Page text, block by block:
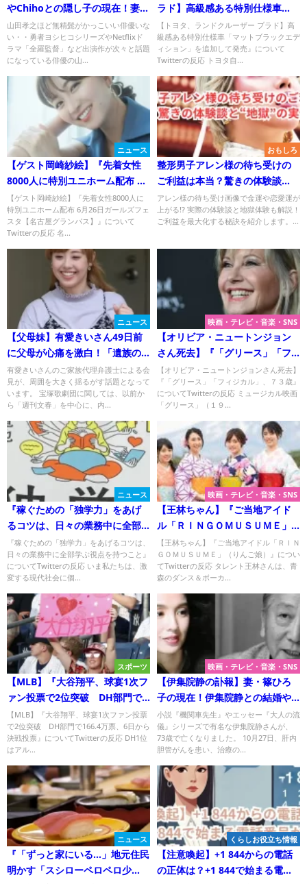
やChihoとの隠し子の現在！妻の
死亡の噂は？
山田孝之ほど無精髭がかっこいい俳優いな
い・・勇者ヨシヒコシリーズやNetflixド
ラマ「全羅監督」など出演作が次々と話題
になっている俳優の山...
ラド】高級感ある特別仕様車
「マットブラックエディショ
ン」を追加して発売』について
Twitterの反応
【トヨタ、ランドクルーザー プラド】高
級感ある特別仕様車「マットブラックエデ
ィション」を追加して発売』について
Twitterの反応 トヨタ自...
ニュース
【ゲスト岡崎紗絵】『先着女性
8000人に特別ユニホーム配布 6
月26日ガールズフェスタ【名古
屋グランパス】』について
【ゲスト岡崎紗絵】『先着女性8000人に
特別ユニホーム配布 6月26日ガールズフェ
スタ【名古屋グランパス】』について
Twitterの反応 名...
おもしろ
整形男子アレン様の待ち受けの
ご利益は本当？驚きの体験談
と“地獄”の実例！
アレン様の待ち受け画像で金運や恋愛運が
上がる!? 実際の体験談と地獄体験も解説！
ご利益を最大化する秘訣を紹介します。...
ニュース
【父母妹】有愛きいさん49日前
に父母が心痛を激白！「遺族の
訴え」全文
有愛きいさんのご家族代理弁護士による会
見が、周囲を大きく揺るがす話題となって
います。 宝塚歌劇団に関しては、以前か
ら「週刊文春」を中心に、内...
映画・テレビ・音楽・SNS
【オリビア・ニュートンジョン
さん死去】『「グリース」「フ
ィジカル」、７３歳』について
Twitterの反応
【オリビア・ニュートンジョンさん死去】
『「グリース」「フィジカル」、７３歳』
についてTwitterの反応 ミュージカル映画
「グリース」（１９...
ニュース
『稼ぐための「独学力」をあげ
るコツは、日々の業務中に全部
学ぶ視点を持つこと』について
Twitterの反応
『稼ぐための「独学力」をあげるコツは、
日々の業務中に全部学ぶ視点を持つこと』
についてTwitterの反応 いま私たちは、激
変する現代社会に個...
映画・テレビ・音楽・SNS
【王林ちゃん】『ご当地アイド
ル「ＲＩＮＧＯＭＵＳＵＭＥ」
（りんご娘）』について
【王林ちゃん】『ご当地アイドル「ＲＩＮ
ＧＯＭＵＳＵＭＥ」（りんご娘）』につい
てTwitterの反応 タレント王林さんは、青
森のダンス＆ボーカ...
スポーツ
【MLB】『大谷翔平、球宴1次フ
ァン投票で2位突破 DH部門で
166.4万票、6日から決戦投票』
についてTwitterの反応
【MLB】『大谷翔平、球宴1次ファン投票
で2位突破 DH部門で166.4万票、6日から
決戦投票』についてTwitterの反応 DH1位
はアル...
映画・テレビ・音楽・SNS
【伊集院静の訃報】妻・篠ひろ
子の現在！伊集院静との結婚や
子供！
小説『機関車先生』やエッセー『大人の流
儀』シリーズで有名な伊集院静さんが、
73歳で亡くなりました。 10月27日、肝内
胆管がんを患い、治療の...
ニュース
『「ずっと家にいる…」地元住民
明かす「スシローペロペロ少
くらしお役立ち情報
【注意喚起】+1 844からの電話
の正体は？+1 844で始まる電話